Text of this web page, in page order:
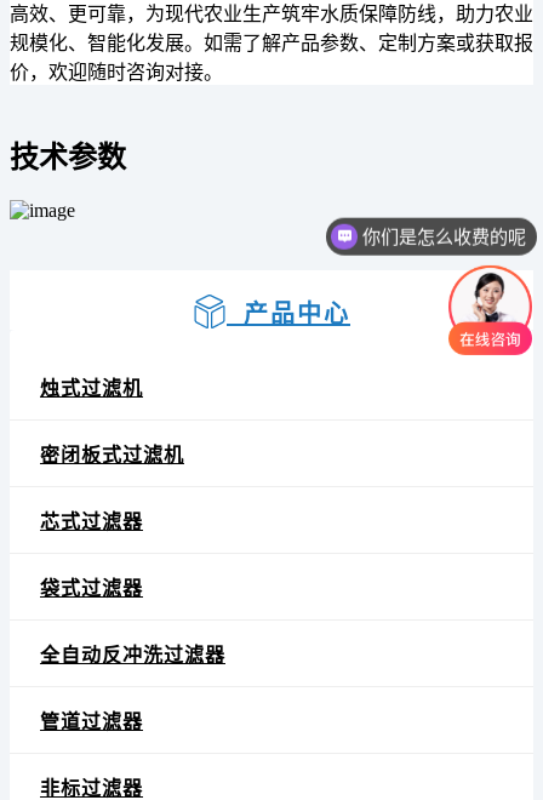
高效、更可靠，为现代农业生产筑牢水质保障防线，助力农业
规模化、智能化发展。如需了解产品参数、定制方案或获取报
价，欢迎随时咨询对接。
技术参数
产品中心
烛式过滤机
密闭板式过滤机
芯式过滤器
袋式过滤器
全自动反冲洗过滤器
管道过滤器
非标过滤器
你们是怎么收费的呢